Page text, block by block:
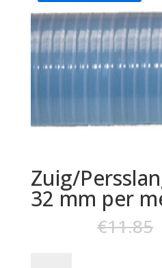
Zuig/
32 mm per
€11.85